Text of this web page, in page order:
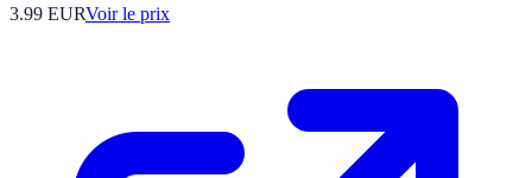
3.99 EURVoir le prix